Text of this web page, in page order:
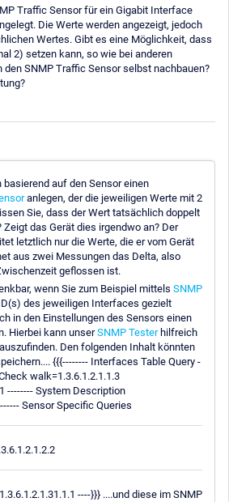
Traffic Sensor für ein Gigabit Interface
Die Werte werden angezeigt, jedoch
Wertes. Gibt es eine Möglichkeit, dass
2) setzen kann, so wie bei anderen
den SNMP Traffic Sensor selbst nachbauen?
basierend auf den Sensor einen
anlegen, der die jeweiligen Werte mit 2
Sie, dass der Wert tatsächlich doppelt
das Gerät dies irgendwo an? Der
letztlich nur die Werte, die er vom Gerät
aus zwei Messungen das Delta, also
geflossen ist.
wenn Sie zum Beispiel mittels SNMP
des jeweiligen Interfaces gezielt
in den Einstellungen des Sensors einen
Hierbei kann unserSNMP Testerhilfreich
Den folgenden Inhalt könnten
{{{-------- Interfaces Table Query -
walk=1.3.6.1.2.1.1.3
-------- System Description
Sensor Specific Queries
----}}} ....und diese im SNMP